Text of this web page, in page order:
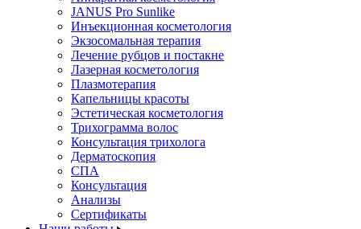
JANUS Pro Sunlike
Инъекционная косметология
Экзосомальная терапия
Лечение рубцов и постакне
Лазерная косметология
Плазмотерапия
Капельницы красоты
Эстетическая косметология
Трихограмма волос
Консультация трихолога
Дерматоскопия
СПА
Консультация
Анализы
Cертификаты